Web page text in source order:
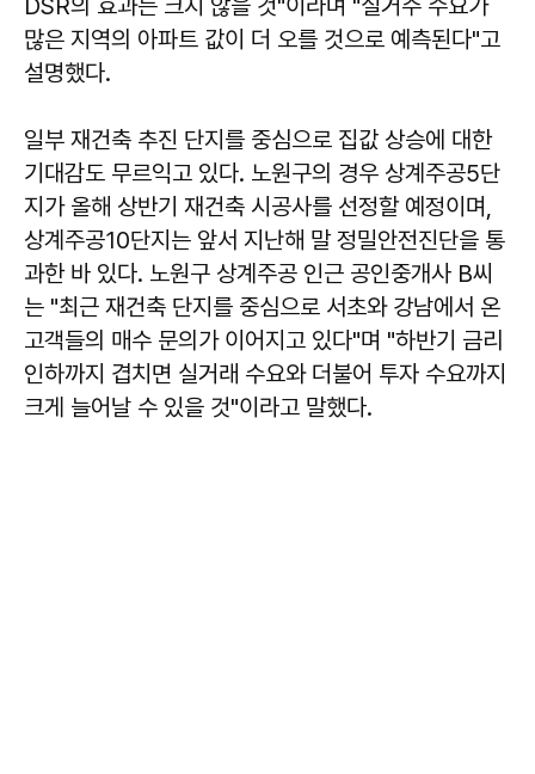
DSR의 효과는 크지 않을 것"이라며 "실거주 수요가
많은 지역의 아파트 값이 더 오를 것으로 예측된다"고
설명했다.
일부 재건축 추진 단지를 중심으로 집값 상승에 대한
기대감도 무르익고 있다. 노원구의 경우 상계주공5단
지가 올해 상반기 재건축 시공사를 선정할 예정이며,
상계주공10단지는 앞서 지난해 말 정밀안전진단을 통
과한 바 있다. 노원구 상계주공 인근 공인중개사 B씨
는 "최근 재건축 단지를 중심으로 서초와 강남에서 온
고객들의 매수 문의가 이어지고 있다"며 "하반기 금리
인하까지 겹치면 실거래 수요와 더불어 투자 수요까지
크게 늘어날 수 있을 것"이라고 말했다.